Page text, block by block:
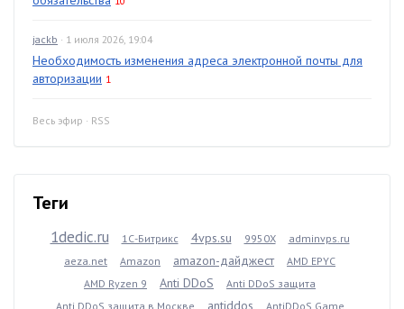
jackb · 1 июля 2026, 19:04
Необходимость изменения адреса электронной почты для
авторизации 1
Весь эфир · RSS
Теги
1dedic.ru 1С-Битрикс 4vps.su 9950X
adminvps.ru
aeza.net
Amazon amazon-дайджест
AMD EPYC
AMD Ryzen 9
Anti DDoS
Anti DDoS защита
Anti DDoS защита в Москве
antiddos AntiDDoS Game